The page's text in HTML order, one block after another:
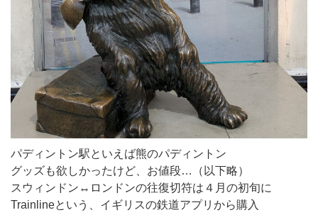
パディントン駅といえば熊のパディントン
グッズも欲しかったけど、お値段…（以下略）
スウィンドン↔ロンドンの往復切符は４月の初旬に
Trainlineという、イギリスの鉄道アプリから購入